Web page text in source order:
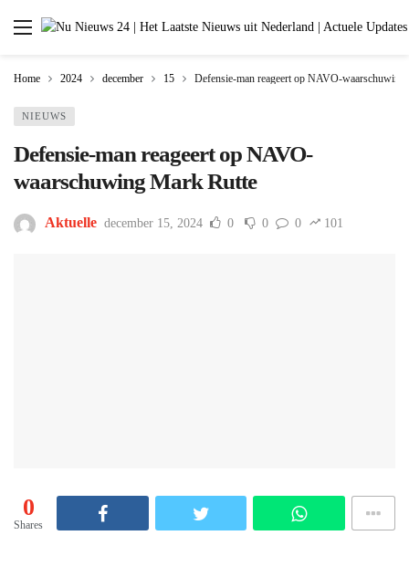
Home 2024 december 15 Defensie-man reageert op NAVO-
NIEUWS
Defensie-man reageert op NAVO-
waarschuwing Mark Rutte
Aktuelle december 15, 2024 0 0 0 101
0
Shares